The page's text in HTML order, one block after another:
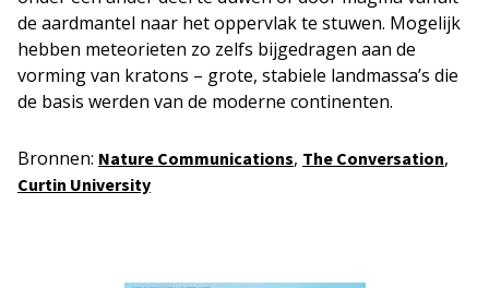
de aardmantel naar het oppervlak te stuwen. Mogelijk
hebben meteorieten zo zelfs bijgedragen aan de
vorming van kratons – grote, stabiele landmassa’s die
de basis werden van de moderne continenten.
Bronnen: Nature Communications, The Conversation,
Curtin University